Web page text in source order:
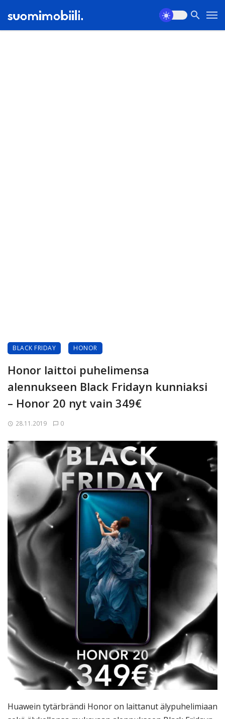
BLACK FRIDAY HONOR
Honor laittoi puhelimensa
alennukseen Black Fridayn kunniaksi
– Honor 20 nyt vain 349€
28.11.2019 0
Huawein tytärbrändi Honor on laittanut älypuhelimiaan